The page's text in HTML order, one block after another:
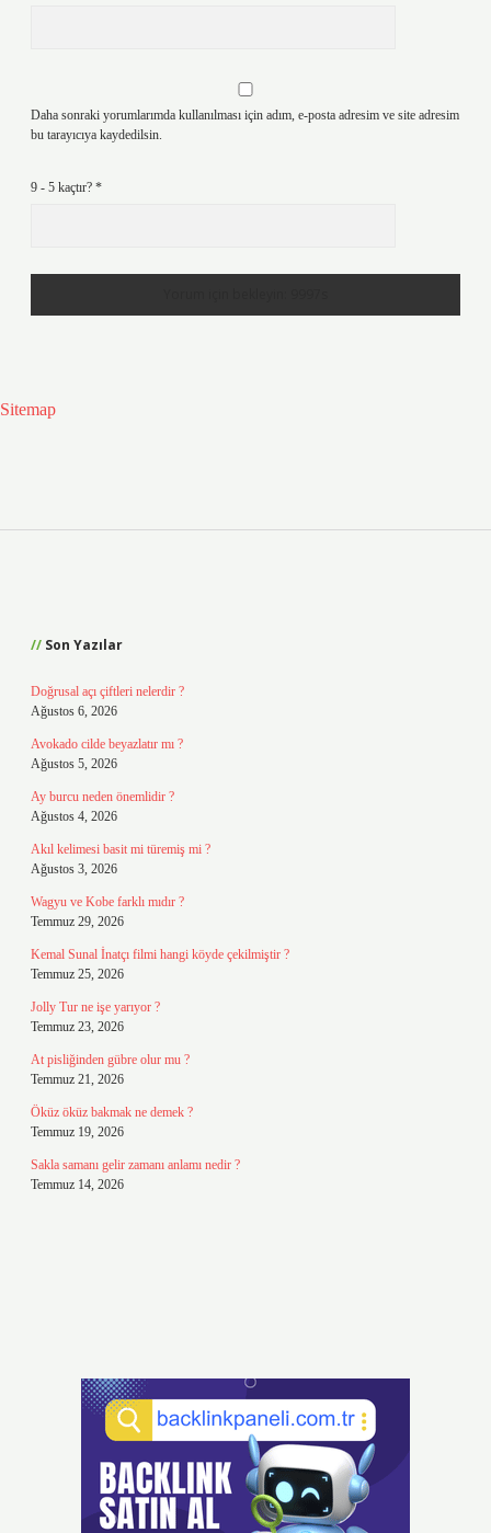
Daha sonraki yorumlarımda kullanılması için adım, e-posta adresim ve site adresim
bu tarayıcıya kaydedilsin.
9 - 5 kaçtır? *
Sitemap
Son Yazılar
Doğrusal açı çiftleri nelerdir ?
Ağustos 6, 2026
Avokado cilde beyazlatır mı ?
Ağustos 5, 2026
Ay burcu neden önemlidir ?
Ağustos 4, 2026
Akıl kelimesi basit mi türemiş mi ?
Ağustos 3, 2026
Wagyu ve Kobe farklı mıdır ?
Temmuz 29, 2026
Kemal Sunal İnatçı filmi hangi köyde çekilmiştir ?
Temmuz 25, 2026
Jolly Tur ne işe yarıyor ?
Temmuz 23, 2026
At pisliğinden gübre olur mu ?
Temmuz 21, 2026
Öküz öküz bakmak ne demek ?
Temmuz 19, 2026
Sakla samanı gelir zamanı anlamı nedir ?
Temmuz 14, 2026